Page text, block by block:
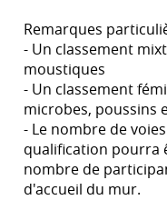
Remarques
- Un classement
moustiques
- Un classement
microbes, poussins
- Le nombre de
qualification pourra
nombre de
d'accueil du mur.